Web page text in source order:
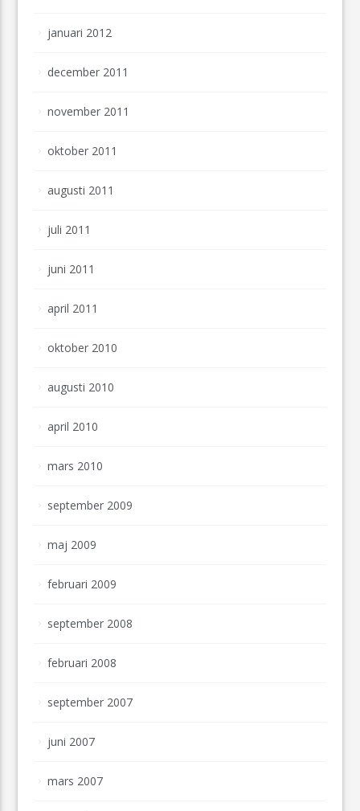
januari 2012
december 2011
november 2011
oktober 2011
augusti 2011
juli 2011
juni 2011
april 2011
oktober 2010
augusti 2010
april 2010
mars 2010
september 2009
maj 2009
februari 2009
september 2008
februari 2008
september 2007
juni 2007
mars 2007